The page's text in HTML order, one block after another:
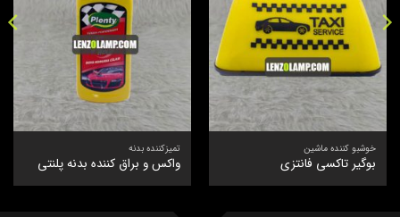
خوشبو کننده ماشین
بوگیر تاکسی فانتزی
تمیزکننده بدنه
واکس و براق کننده بدنه پلنتی